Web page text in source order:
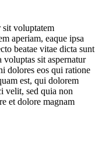
sit voluptatem
aperiam, eaque ipsa
beatae vitae dicta sunt
sit aspernatur
dolores eos qui ratione
est, qui dolorem
velit, sed quia non
et dolore magnam